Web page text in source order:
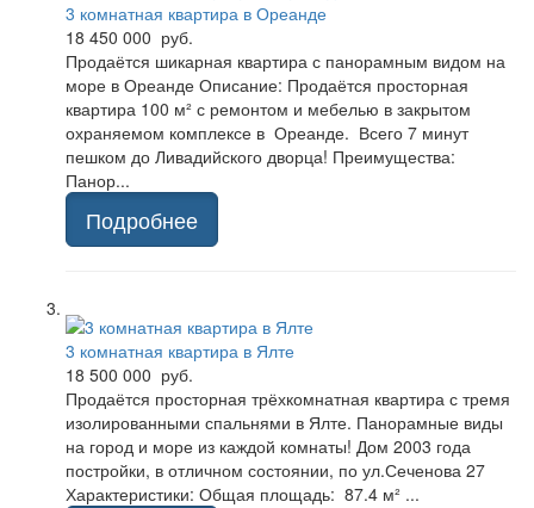
3 комнатная квартира в Ореанде
18 450 000 руб.
Продаётся шикарная квартира с панорамным видом на
море в Ореанде Описание: Продаётся просторная
квартира 100 м² с ремонтом и мебелью в закрытом
охраняемом комплексе в Ореанде. Всего 7 минут
пешком до Ливадийского дворца! Преимущества:
Панор...
Подробнее
3 комнатная квартира в Ялте
18 500 000 руб.
Продаётся просторная трёхкомнатная квартира с тремя
изолированными спальнями в Ялте. Панорамные виды
на город и море из каждой комнаты! Дом 2003 года
постройки, в отличном состоянии, по ул.Сеченова 27
Характеристики: Общая площадь: 87.4 м² ...